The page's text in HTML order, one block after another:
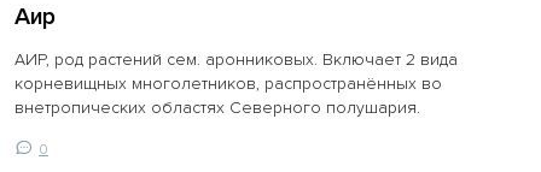
Аир
АИР, род растений сем. аронниковых. Включает 2 вида
корневищных многолетников, распространённых во
внетропических областях Северного полушария.
0